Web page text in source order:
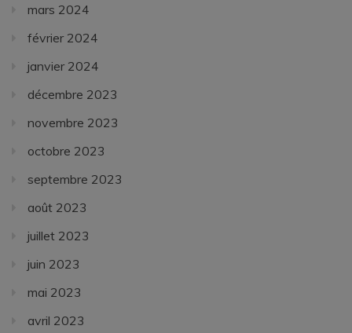
mars 2024
février 2024
janvier 2024
décembre 2023
novembre 2023
octobre 2023
septembre 2023
août 2023
juillet 2023
juin 2023
mai 2023
avril 2023